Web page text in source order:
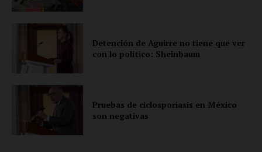
Detención de Aguirre no tiene que ver
con lo político: Sheinbaum
Pruebas de ciclosporiasis en México
son negativas